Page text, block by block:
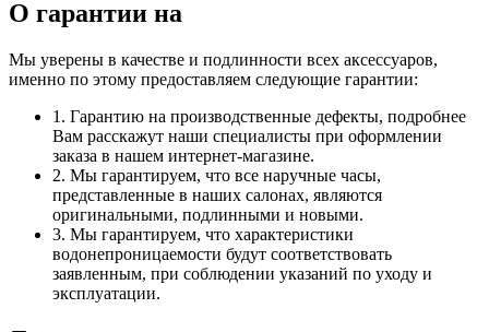
О гарантии на
Мы уверены в качестве и подлинности всех аксессуаров,
именно по этому предоставляем следующие гарантии:
1. Гарантию на производственные дефекты, подробнее
Вам расскажут наши специалисты при оформлении
заказа в нашем интернет-магазине.
2. Мы гарантируем, что все наручные часы,
представленные в наших салонах, являются
оригинальными, подлинными и новыми.
3. Мы гарантируем, что характеристики
водонепроницаемости будут соответствовать
заявленным, при соблюдении указаний по уходу и
эксплуатации.